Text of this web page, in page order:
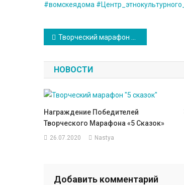
#вомскеядома
Навигация
по
записям
Творческий марафон 5 сказок
НОВОСТИ
Награждение Победителей
Творческого Марафона «5 Сказок»
26.07.2020 Nastya
Добавить комментарий